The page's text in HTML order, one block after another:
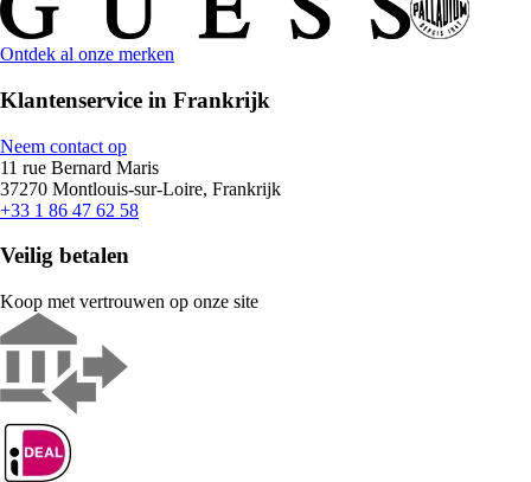
Ontdek al onze merken
Klantenservice in Frankrijk
Neem contact op
11 rue Bernard Maris
37270 Montlouis-sur-Loire, Frankrijk
+33 1 86 47 62 58
Veilig betalen
Koop met vertrouwen op onze site